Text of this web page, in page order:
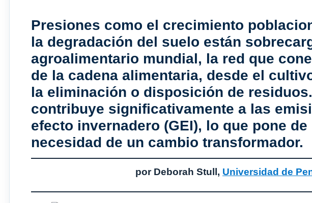
Presiones como el crecimiento
la degradación del suelo están
agroalimentario mundial, la red que
de la cadena alimentaria, desde el
la eliminación o disposición de
contribuye significativamente a las
efecto invernadero (GEI), lo que pone
necesidad de un cambio transformador.
por Deborah Stull, Universidad de